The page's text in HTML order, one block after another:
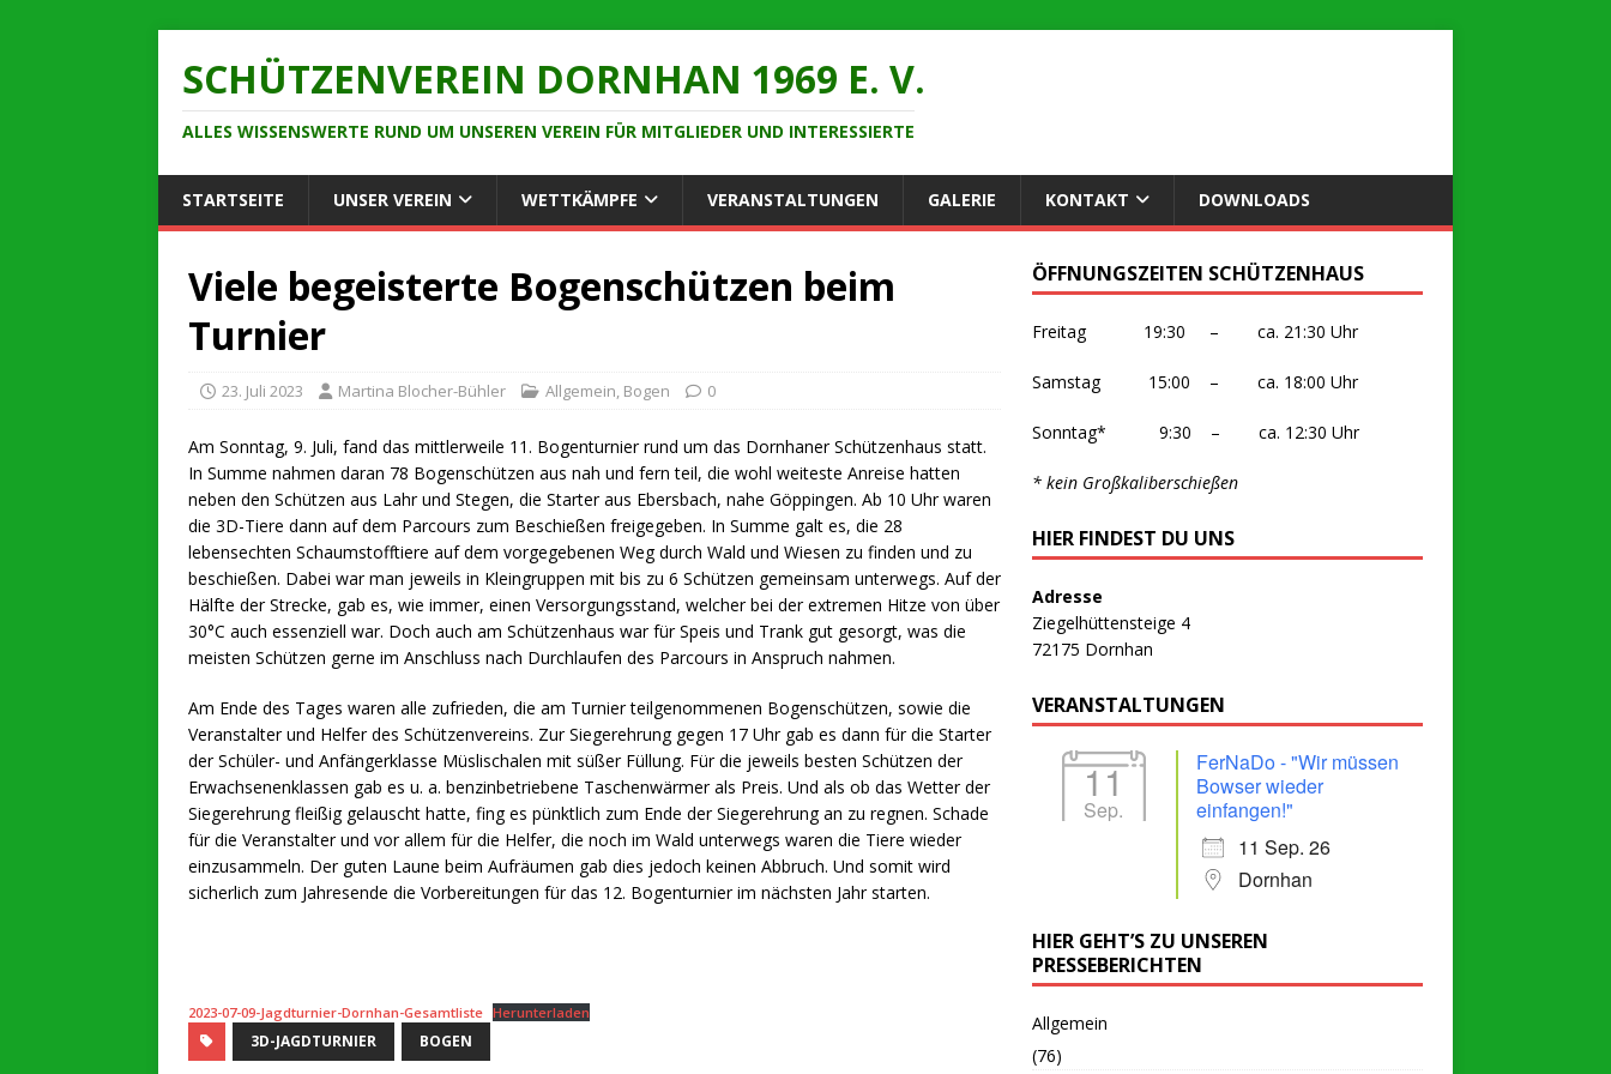
SCHÜTZENVEREIN DORNHAN 1969 E. V.
ALLES WISSENSWERTE RUND UM UNSEREN VEREIN FÜR MITGLIEDER UND INTERESSIERTE
STARTSEITE UNSER VEREIN WETTKÄMPFE VERANSTALTUNGEN GALERIE KONTAKT DOWNLOADS
Viele begeisterte Bogenschützen beim
Turnier
23. Juli 2023 Martina Blocher-Bühler Allgemein, Bogen 0
Am Sonntag, 9. Juli, fand das mittlerweile 11. Bogenturnier rund um das Dornhaner Schützenhaus statt.
In Summe nahmen daran 78 Bogenschützen aus nah und fern teil, die wohl weiteste Anreise hatten
neben den Schützen aus Lahr und Stegen, die Starter aus Ebersbach, nahe Göppingen. Ab 10 Uhr waren
die 3D-Tiere dann auf dem Parcours zum Beschießen freigegeben. In Summe galt es, die 28
lebensechten Schaumstofftiere auf dem vorgegebenen Weg durch Wald und Wiesen zu finden und zu
beschießen. Dabei war man jeweils in Kleingruppen mit bis zu 6 Schützen gemeinsam unterwegs. Auf der
Hälfte der Strecke, gab es, wie immer, einen Versorgungsstand, welcher bei der extremen Hitze von über
30°C auch essenziell war. Doch auch am Schützenhaus war für Speis und Trank gut gesorgt, was die
meisten Schützen gerne im Anschluss nach Durchlaufen des Parcours in Anspruch nahmen.
Am Ende des Tages waren alle zufrieden, die am Turnier teilgenommenen Bogenschützen, sowie die
Veranstalter und Helfer des Schützenvereins. Zur Siegerehrung gegen 17 Uhr gab es dann für die Starter
der Schüler- und Anfängerklasse Müslischalen mit süßer Füllung. Für die jeweils besten Schützen der
Erwachsenenklassen gab es u. a. benzinbetriebene Taschenwärmer als Preis. Und als ob das Wetter der
Siegerehrung fleißig gelauscht hatte, fing es pünktlich zum Ende der Siegerehrung an zu regnen. Schade
für die Veranstalter und vor allem für die Helfer, die noch im Wald unterwegs waren die Tiere wieder
einzusammeln. Der guten Laune beim Aufräumen gab dies jedoch keinen Abbruch. Und somit wird
sicherlich zum Jahresende die Vorbereitungen für das 12. Bogenturnier im nächsten Jahr starten.
2023-07-09-Jagdturnier-Dornhan-Gesamtliste Herunterladen
3D-JAGDTURNIER BOGEN
ÖFFNUNGSZEITEN SCHÜTZENHAUS
Freitag 19:30 – ca. 21:30 Uhr
Samstag 15:00 – ca. 18:00 Uhr
Sonntag* 9:30 – ca. 12:30 Uhr
* kein Großkaliberschießen
HIER FINDEST DU UNS
Adresse
Ziegelhüttensteige 4
72175 Dornhan
VERANSTALTUNGEN
11
Sep.
FerNaDo - "Wir müssen
Bowser wieder
einfangen!"
11 Sep. 26
Dornhan
HIER GEHT’S ZU UNSEREN
PRESSEBERICHTEN
Allgemein
(76)